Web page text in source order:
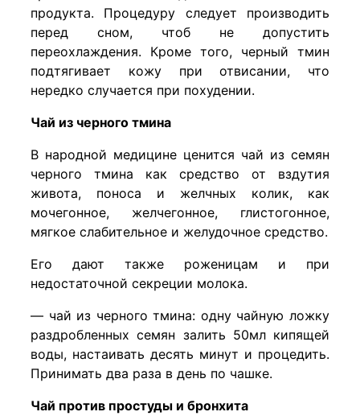
продукта. Процедуру следует производить
перед сном, чтоб не допустить
переохлаждения. Кроме того, черный тмин
подтягивает кожу при отвисании, что
нередко случается при похудении.
Чай из черного тмина
В народной медицине ценится чай из семян
черного тмина как средство от вздутия
живота, поноса и желчных колик, как
мочегонное, желчегонное, глистогонное,
мягкое слабительное и желудочное средство.
Его дают также роженицам и при
недостаточной секреции молока.
— чай из черного тмина: одну чайную ложку
раздробленных семян залить 50мл кипящей
воды, настаивать десять минут и процедить.
Принимать два раза в день по чашке.
Чай против простуды и бронхита